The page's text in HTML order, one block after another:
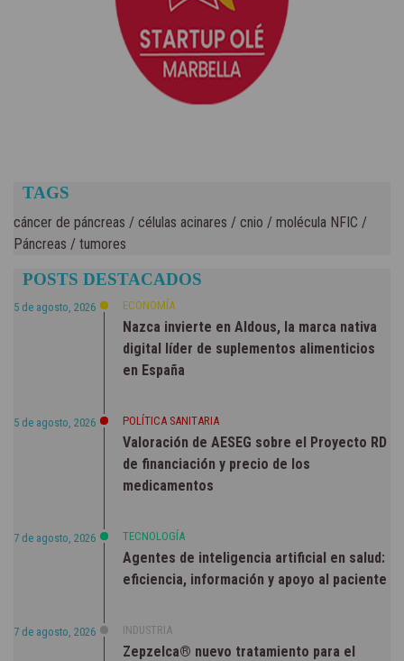
TAGS
cáncer de páncreas / células acinares / cnio / molécula NFIC /
Páncreas / tumores
POSTS DESTACADOS
5 de agosto, 2026 ECONOMÍA
Nazca invierte en Aldous, la marca nativa
digital líder de suplementos alimenticios
en España
5 de agosto, 2026 POLÍTICA SANITARIA
Valoración de AESEG sobre el Proyecto RD
de financiación y precio de los
medicamentos
7 de agosto, 2026 TECNOLOGÍA
Agentes de inteligencia artificial en salud:
eficiencia, información y apoyo al paciente
7 de agosto, 2026 INDUSTRIA
Zepzelca® nuevo tratamiento para el